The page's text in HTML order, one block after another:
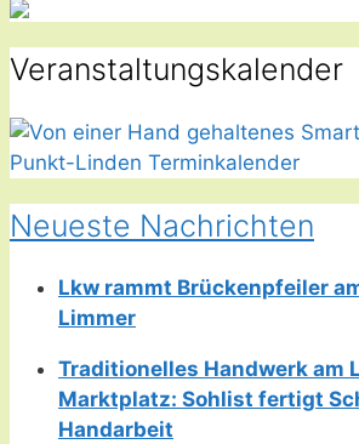
Veranstaltungskalender
Neueste Nachrichten
Lkw rammt Brückenpfeiler
Limmer
Traditionelles Handwerk am
Marktplatz: Sohlist fertigt
Handarbeit